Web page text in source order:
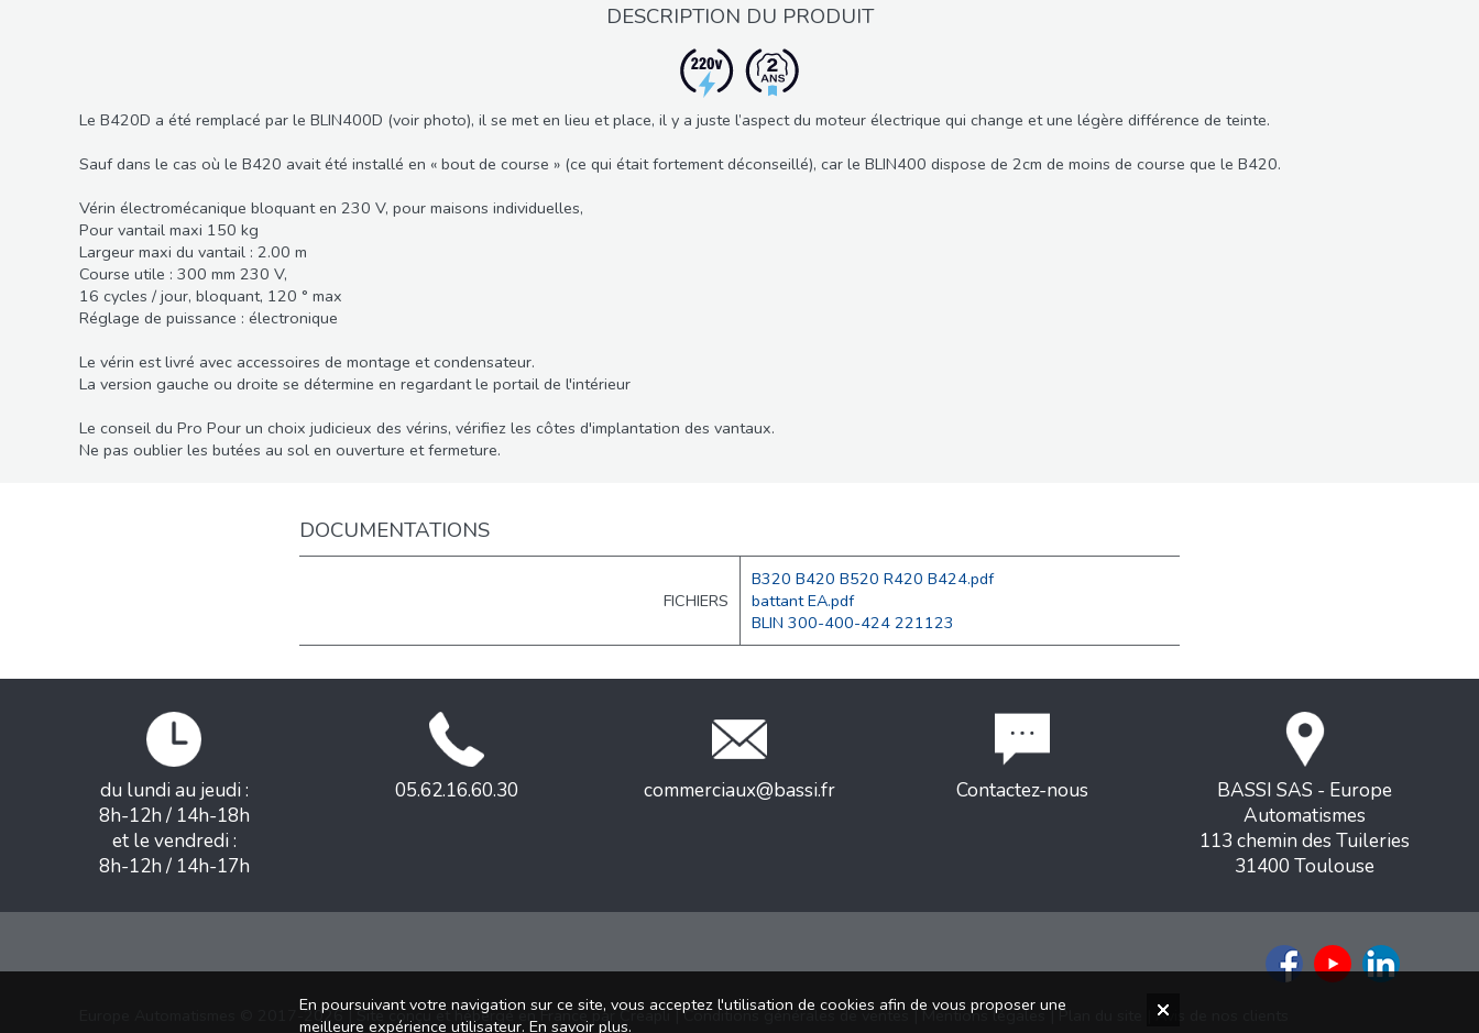
DESCRIPTION DU PRODUIT
Le B420D a été remplacé par le BLIN400D (voir photo), il se met en lieu et place, il y a juste l’aspect du moteur électrique qui change et une légère différence de teinte.
Sauf dans le cas où le B420 avait été installé en « bout de course » (ce qui était fortement déconseillé), car le BLIN400 dispose de 2cm de moins de course que le B420.
Vérin électromécanique bloquant en 230 V, pour maisons individuelles,
Pour vantail maxi 150 kg
Largeur maxi du vantail : 2.00 m
Course utile : 300 mm 230 V,
16 cycles / jour, bloquant, 120 ° max
Réglage de puissance : électronique
Le vérin est livré avec accessoires de montage et condensateur.
La version gauche ou droite se détermine en regardant le portail de l'intérieur
Le conseil du Pro Pour un choix judicieux des vérins, vérifiez les côtes d'implantation des vantaux.
Ne pas oublier les butées au sol en ouverture et fermeture.
DOCUMENTATIONS
FICHIERS
B320 B420 B520 R420 B424.pdf
battant EA.pdf
BLIN 300-400-424 221123
du lundi au jeudi :
8h-12h / 14h-18h
et le vendredi :
8h-12h / 14h-17h
05.62.16.60.30 commerciaux@bassi.fr Contactez-nous
BASSI SAS - Europe
Automatismes
113 chemin des Tuileries
31400 Toulouse
Europe Automatismes © 2017-2026 | Site conçu et hébergé en France parCreapli|Conditions générales de ventes |Mentions légales|Plan du site Avis de nos clients
En poursuivant votre navigation sur ce site, vous acceptez l'utilisation de cookies afin de vous proposer une
meilleure expérience utilisateur. En savoir plus.